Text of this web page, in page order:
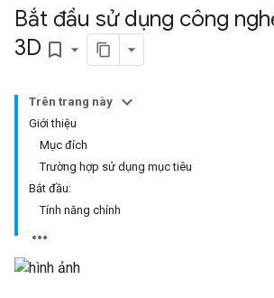
Bắt đầu sử dụng công
3D bookmark_border
Trên trang này
Giới thiệu
Mục đích
Trường hợp sử dụng mục tiêu
Bắt đầu:
Tính năng chính